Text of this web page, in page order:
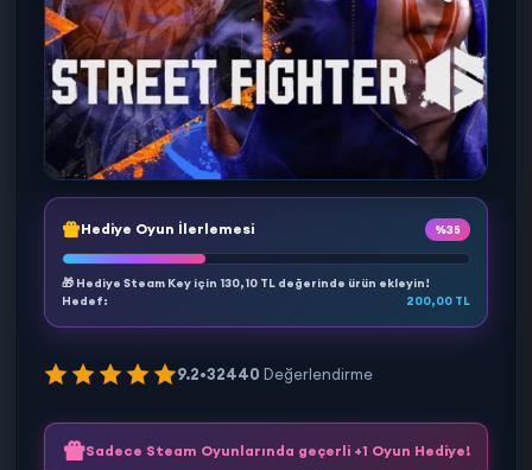
Hediye Oyun İlerlemesi %35
🎁 Hediye Steam Key için 130,10 TL değerinde ürün ekleyin!
Hedef:
200,00 TL
9.2•32440 Değerlendirme
Sadece Steam Oyunlarında geçerli +1 Oyun Hediye!